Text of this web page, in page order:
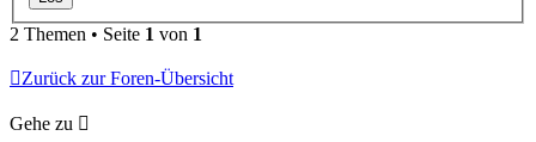
2 Themen • Seite 1 von 1
Zurück zur Foren-Übersicht
Gehe zu